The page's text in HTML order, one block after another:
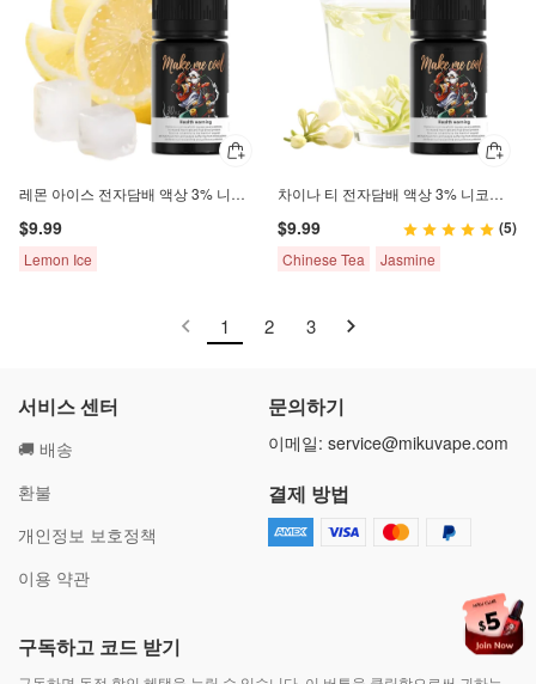
레몬 아이스 전자담배 액상 3% 니코틴 염 30ml
$9.99
Lemon Ice
차이나 티 전자담배 액상 3% 니코틴 염 30ml
$9.99 (5)
Chinese Tea Jasmine
1 2 3
서비스 센터
🚚 배송
환불
개인정보 보호정책
이용 약관
문의하기
이메일: service@mikuvape.com
결제 방법
구독하고 코드 받기